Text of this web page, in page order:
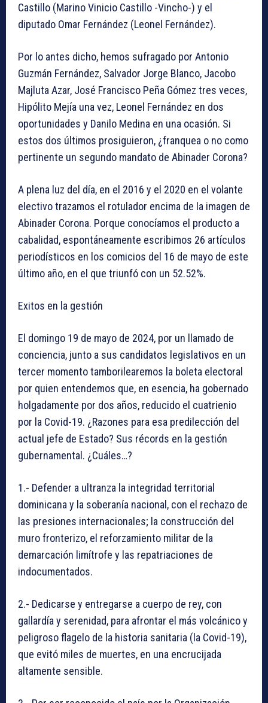
Castillo (Marino Vinicio Castillo -Vincho-) y el
diputado Omar Fernández (Leonel Fernández).
Por lo antes dicho, hemos sufragado por Antonio
Guzmán Fernández, Salvador Jorge Blanco, Jacobo
Majluta Azar, José Francisco Peña Gómez tres veces,
Hipólito Mejía una vez, Leonel Fernández en dos
oportunidades y Danilo Medina en una ocasión. Si
estos dos últimos prosiguieron, ¿franquea o no como
pertinente un segundo mandato de Abinader Corona?
A plena luz del día, en el 2016 y el 2020 en el volante
electivo trazamos el rotulador encima de la imagen de
Abinader Corona. Porque conocíamos el producto a
cabalidad, espontáneamente escribimos 26 artículos
periodísticos en los comicios del 16 de mayo de este
último año, en el que triunfó con un 52.52%.
Exitos en la gestión
El domingo 19 de mayo de 2024, por un llamado de
conciencia, junto a sus candidatos legislativos en un
tercer momento tamborilearemos la boleta electoral
por quien entendemos que, en esencia, ha gobernado
holgadamente por dos años, reducido el cuatrienio
por la Covid-19. ¿Razones para esa predilección del
actual jefe de Estado? Sus récords en la gestión
gubernamental. ¿Cuáles…?
1.- Defender a ultranza la integridad territorial
dominicana y la soberanía nacional, con el rechazo de
las presiones internacionales; la construcción del
muro fronterizo, el reforzamiento militar de la
demarcación limítrofe y las repatriaciones de
indocumentados.
2.- Dedicarse y entregarse a cuerpo de rey, con
gallardía y serenidad, para afrontar el más volcánico y
peligroso flagelo de la historia sanitaria (la Covid-19),
que evitó miles de muertes, en una encrucijada
altamente sensible.